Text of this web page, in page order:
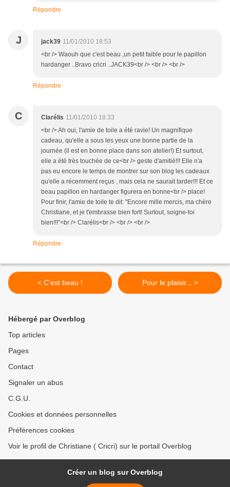
Répondre
J jack39 11/01/2010 18:53
<br /> Waouh que c'est beau ,un petit faible pour le papillon
hardanger ..Bravo cricri ..JACK39<br /> <br /> <br />
Répondre
C Clarélis 11/01/2010 18:33
<br /> Ah oui, l'amie de toile a été ravie! Un magnifique
cadeau, qu'elle a sous les yeux une bonne partie de la
journée (il est en bonne place dans son atelier!) Et surtout,
elle a été très touchée de ce<br /> geste d'amitié!!! Elle n'a
pas eu encore le temps de montrer sur son blog les cadeaux
qu'elle a récemment reçus , mais cela ne saurait tarder!!! Et ce
beau papillon en hardanger figurera en bonne<br /> place!
Pour finir, l'amie de toile te dit: "Encore mille mercis, ma chère
Christiane, et je t'embrasse bien fort! Surtout, soigne-toi
bien!!!"<br /> Clarélis<br /> <br /> <br />
Répondre
< C'est beau ! Pour le plaisir... >
Hébergé par Overblog
Top articles
Pages
Contact
Signaler un abus
C.G.U.
Cookies et données personnelles
Préférences cookies
Voir le profil de Christiane ( Cricri) sur le portail Overblog
Créer un blog sur Overblog